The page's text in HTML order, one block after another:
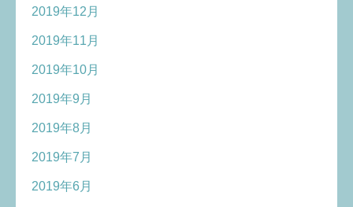
2019年12月
2019年11月
2019年10月
2019年9月
2019年8月
2019年7月
2019年6月